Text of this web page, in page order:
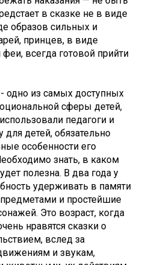
в сказке не в виде
образов сильных и
принцев, в виде
всегда готовой прийти
- одно из самых доступных
сферы детей,
педагоги и
для детей, обязательно
особенности его
знать, в каком
полезна. В два года у
удерживать в памяти
и простейшие
Это возраст, когда
нравятся сказки о
вслед за
и звукам,